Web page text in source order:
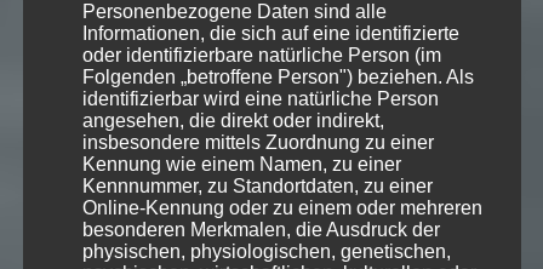
Personenbezogene Daten sind alle
Informationen, die sich auf eine identifizierte
oder identifizierbare natürliche Person (im
Folgenden „betroffene Person") beziehen. Als
identifizierbar wird eine natürliche Person
angesehen, die direkt oder indirekt,
insbesondere mittels Zuordnung zu einer
Kennung wie einem Namen, zu einer
Kennnummer, zu Standortdaten, zu einer
Online-Kennung oder zu einem oder mehreren
besonderen Merkmalen, die Ausdruck der
physischen, physiologischen, genetischen,